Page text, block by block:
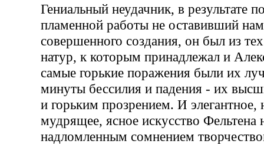
Гениальный неудачник, в результате
пламенной работы не оставивший
совершенного создания, он был из
натур, к которым принадлежал и
самые горькие поражения были их
минуты бессилия и падения - их
и горьким прозрением. И элегантное,
мудрящее, ясное искусство Фельтена
надломленным сомнением